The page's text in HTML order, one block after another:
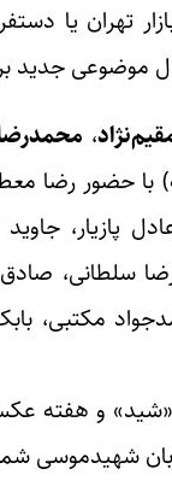
موضوعی جدید
،
حضور رضا
عادل پازیار،
سلطانی،
مکتبی،
و هفته
شهیدموسی